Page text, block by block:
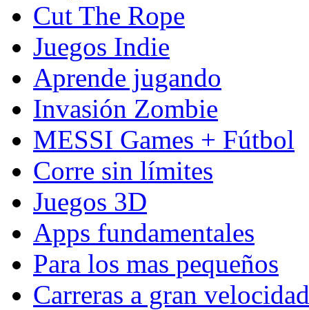
Cut The Rope
Juegos Indie
Aprende jugando
Invasión Zombie
MESSI Games + Fútbol
Corre sin límites
Juegos 3D
Apps fundamentales
Para los mas pequeños
Carreras a gran velocidad